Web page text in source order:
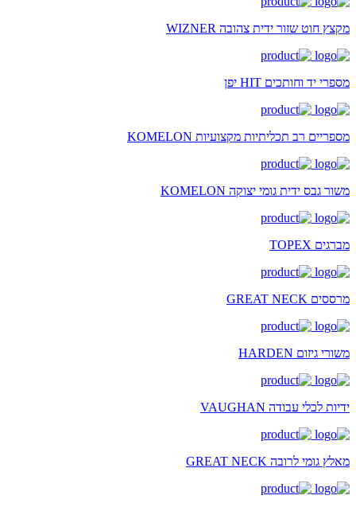
מקצץ חוט שזור ידית צהובה WIZNER
מספרי יד וחותכים HIT יפן
מספריים רב תכליתיות מקצועיות KOMELON
משור גבס ידית גומי יצוקה KOMELON
מברגים TOPEX
מרססים GREAT NECK
משורי גיזום HARDEN
ידיות לכלי עבודה VAUGHAN
מאלץ גומי לרובה GREAT NECK